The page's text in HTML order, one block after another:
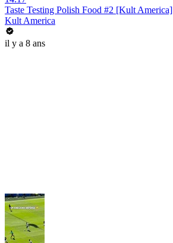
Taste Testing Polish Food #2 [Kult America]
Kult America
il y a 8 ans